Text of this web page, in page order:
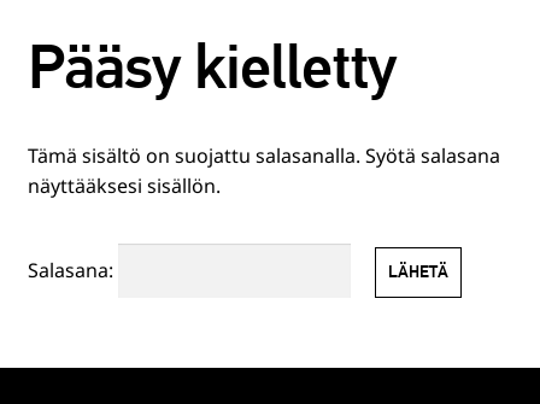
VALMISTUNEILLE
HENKILÖSTÖLLE
PR-TUOTTEET
EN
Pääsy kielletty
Tämä sisältö on suojattu salasanalla. Syötä salasana
näyttääksesi sisällön.
Salasana: